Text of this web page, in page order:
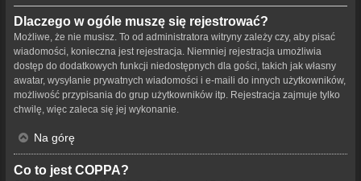
Dlaczego w ogóle muszę się rejestrować?
Możliwe, że nie musisz. To od administratora witryny zależy czy, aby pisać
wiadomości, konieczna jest rejestracja. Niemniej rejestracja umożliwia
dostęp do dodatkowych funkcji niedostępnych dla gości, takich jak własny
awatar, wysyłanie prywatnych wiadomości i e-maili do innych użytkowników,
możliwość przypisania do grup użytkowników itp. Rejestracja zajmuje tylko
chwilę, więc zaleca się jej wykonanie.
Na górę
Co to jest COPPA?